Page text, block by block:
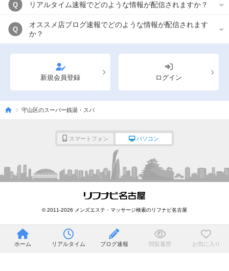
Q リアルタイム速報でどのような情報が配信されますか？
Q
オススメ店ブログ速報でどのような情報が配信されます
か？
新規会員登録 ログイン
守山区のスーパー銭湯・スパ
スマートフォン パソコン
© 2011-2026 メンズエステ・マッサージ検索のリフナビ名古屋
ホーム リアルタイム ブログ速報 閲覧履歴 お気に入り